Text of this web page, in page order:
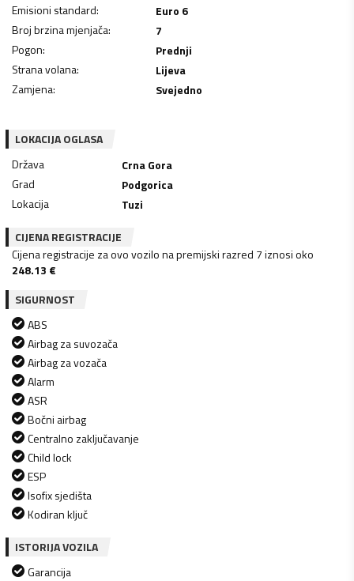
Emisioni standard:
Euro 6
Broj brzina mjenjača:
7
Pogon:
Prednji
Strana volana:
Lijeva
Zamjena: Svejedno
LOKACIJA OGLASA
Država
Crna Gora
Grad
Podgorica
Lokacija
Tuzi
CIJENA REGISTRACIJE
Cijena registracije za ovo vozilo na premijski razred 7 iznosi oko
248.13 €
SIGURNOST
ABS
Airbag za suvozača
Airbag za vozača
Alarm
ASR
Bočni airbag
Centralno zaključavanje
Child lock
ESP
Isofix sjedišta
Kodiran ključ
ISTORIJA VOZILA
Garancija